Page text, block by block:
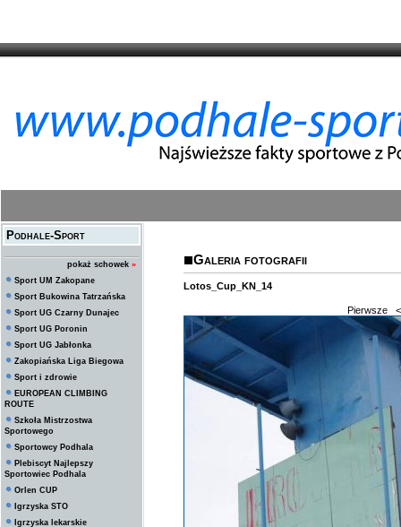
Podhale-Sport
pokaż schowek »
Sport UM Zakopane
Sport Bukowina Tatrzańska
Sport UG Czarny Dunajec
Sport UG Poronin
Sport UG Jabłonka
Zakopiańska Liga Biegowa
Sport i zdrowie
EUROPEAN CLIMBING
ROUTE
Szkoła Mistrzostwa
Sportowego
Sportowcy Podhala
Plebiscyt Najlepszy
Sportowiec Podhala
Orlen CUP
Igrzyska STO
Igrzyska lekarskie
Galeria fotografii
Lotos_Cup_KN_14
Pierwsze